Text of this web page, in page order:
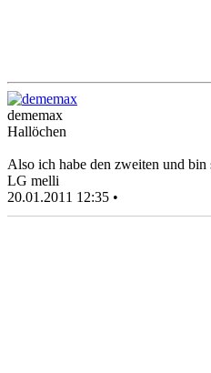
dememax
Hallöchen
Also ich habe den zweiten und bin
LG melli
20.01.2011 12:35 •